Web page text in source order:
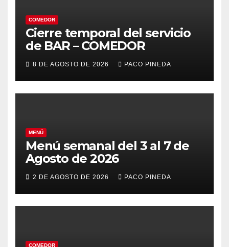
COMEDOR
Cierre temporal del servicio
de BAR – COMEDOR
8 DE AGOSTO DE 2026 PACO PINEDA
MENÚ
Menú semanal del 3 al 7 de
Agosto de 2026
2 DE AGOSTO DE 2026 PACO PINEDA
COMEDOR